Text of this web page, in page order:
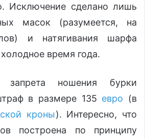
Исключение сделано лишь
масок (разумеется, на
и натягивания шарфа
время года.
запрета ношения бурки
в размере 135 евро (в
кроны). Интересно, что
построена по принципу